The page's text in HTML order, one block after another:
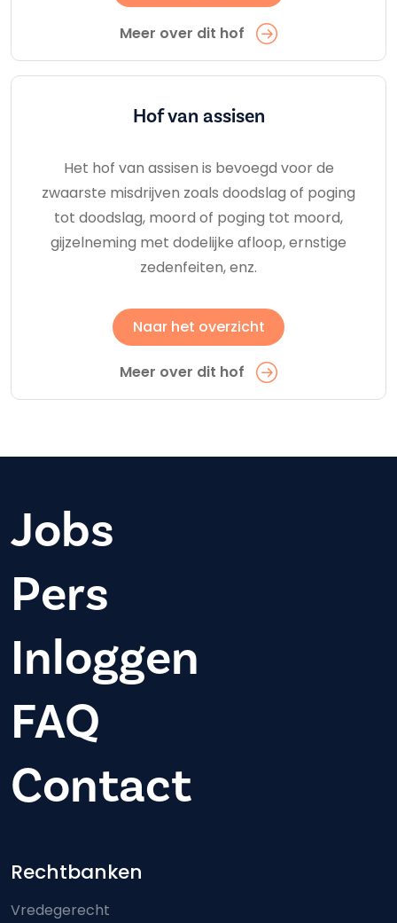
Meer over dit hof
Hof van assisen
Het hof van assisen is bevoegd voor de
zwaarste misdrijven zoals doodslag of poging
tot doodslag, moord of poging tot moord,
gijzelneming met dodelijke afloop, ernstige
zedenfeiten, enz.
Naar het overzicht
Meer over dit hof
Jobs
Pers
Inloggen
FAQ
Contact
Footer-menu
Rechtbanken
Vredegerecht